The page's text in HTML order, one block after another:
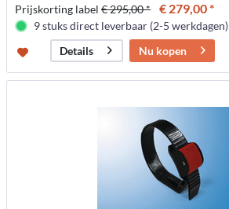
Prijskorting label€ 295,00 * € 279,00 *
9 stuks direct leverbaar (2-5 werkdagen)
Details
Nu kopen